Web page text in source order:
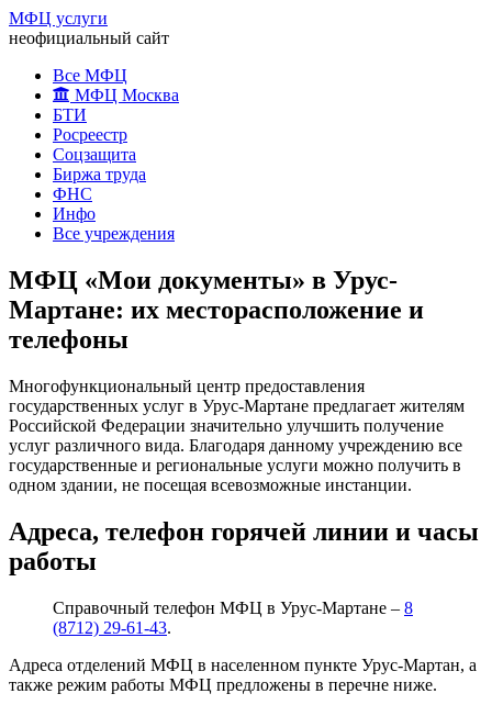
МФЦ услуги
неофициальный сайт
Все МФЦ
МФЦ Москва
БТИ
Росреестр
Соцзащита
Биржа труда
ФНС
Инфо
Все учреждения
МФЦ «Мои документы» в Урус-
Мартане: их месторасположение и
телефоны
Многофункциональный центр предоставления
государственных услуг в Урус-Мартане предлагает жителям
Российской Федерации значительно улучшить получение
услуг различного вида. Благодаря данному учреждению все
государственные и региональные услуги можно получить в
одном здании, не посещая всевозможные инстанции.
Адреса, телефон горячей линии и часы
работы
Справочный телефон МФЦ в Урус-Мартане – 8
(8712) 29-61-43.
Адреса отделений МФЦ в населенном пункте Урус-Мартан, а
также режим работы МФЦ предложены в перечне ниже.